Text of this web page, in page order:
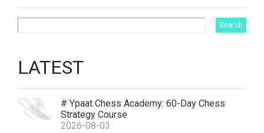
LATEST
# Ypaat Chess Academy: 60-Day Chess
Strategy Course
2026-08-03